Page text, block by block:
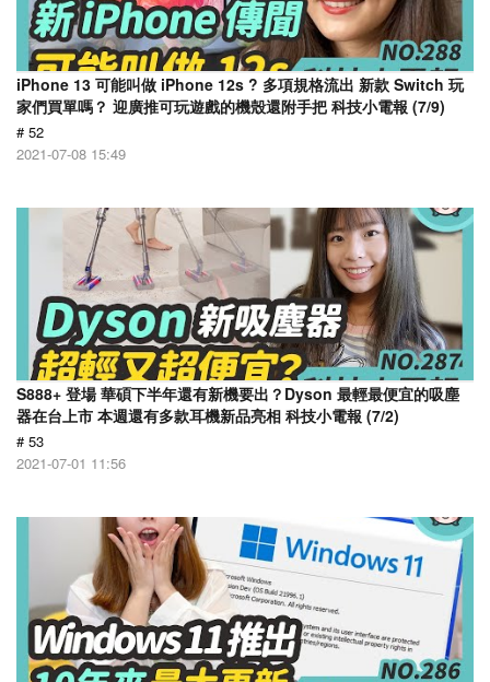
iPhone 13 可能叫做 iPhone 12s ? 多項規格流出 新款 Switch 玩
家們買單嗎？ 迎廣推可玩遊戲的機殼還附手把 科技小電報 (7/9)
# 52
2021-07-08 15:49
S888+ 登場 華碩下半年還有新機要出？Dyson 最輕最便宜的吸塵
器在台上市 本週還有多款耳機新品亮相 科技小電報 (7/2)
# 53
2021-07-01 11:56